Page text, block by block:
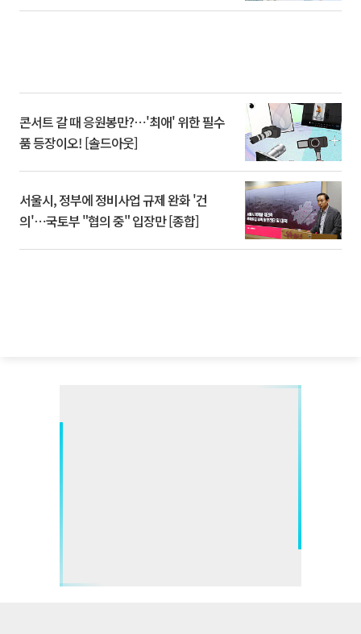
콘서트 갈 때 응원봉만?⋯'최애' 위한 필수
품 등장이오! [솔드아웃]
서울시, 정부에 정비사업 규제 완화 '건
의'⋯국토부 "협의 중" 입장만 [종합]